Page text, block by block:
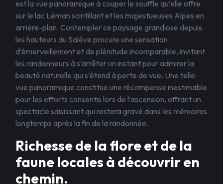
est la vue panoramique à couper le souffle qu’elle offre
sur le lac Léman scintillant et les majestueuses Alpes en
arrière-plan. Contempler ce paysage grandiose depuis
les hauteurs du Salève procure une sensation
d’émerveillement et de plénitude incomparable, invitant
les randonneurs à s’arrêter un instant pour admirer la
beauté naturelle qui s’étend à perte de vue. Une telle
vue panoramique constitue une récompense inestimable
pour les efforts consentis lors de l’ascension, offrant un
spectacle saisissant qui restera gravé dans les mémoires
longtemps après la fin de la randonnée.
Richesse de la flore et de la
faune locales à découvrir en
chemin.